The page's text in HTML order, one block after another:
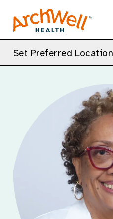
Set Preferred Location